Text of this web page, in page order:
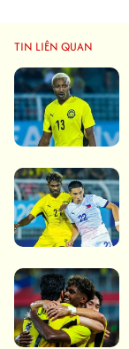
TIN LIÊN QUAN